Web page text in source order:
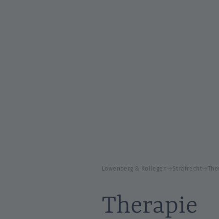
Löwenberg & Kollegen Strafrecht
Therapie